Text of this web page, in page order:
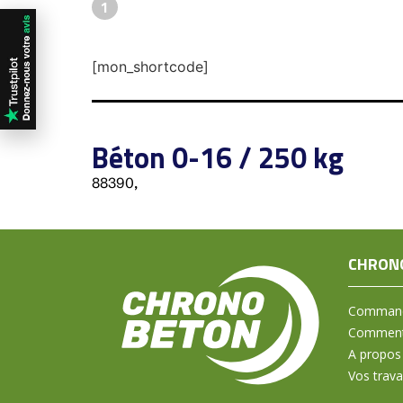
1
[mon_shortcode]
Béton 0-16 / 250 kg
88390,
A propos
Vos